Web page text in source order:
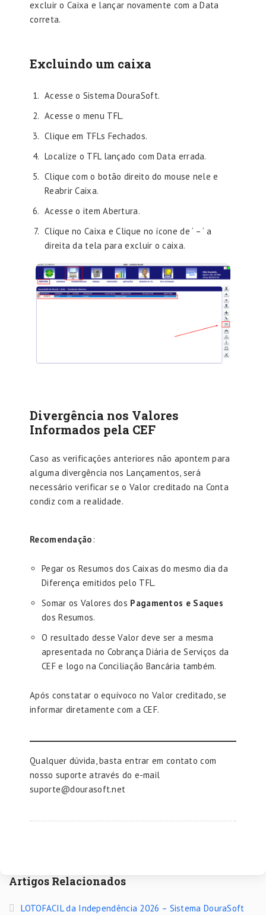
excluir o Caixa e lançar novamente com a Data
correta.
Excluindo um caixa
Acesse o Sistema DouraSoft.
Acesse o menu TFL.
Clique em TFLs Fechados.
Localize o TFL lançado com Data errada.
Clique com o botão direito do mouse nele e
Reabrir Caixa.
Acesse o item Abertura.
Clique no Caixa e Clique no ícone de ‘ – ‘ a
direita da tela para excluir o caixa.
Divergência nos Valores
Informados pela CEF
Caso as verificações anteriores não apontem para
alguma divergência nos Lançamentos, será
necessário verificar se o Valor creditado na Conta
condiz com a realidade.
Recomendação :
Pegar os Resumos dos Caixas do mesmo dia da
Diferença emitidos pelo TFL.
Somar os Valores dos Pagamentos e Saques
dos Resumos.
O resultado desse Valor deve ser a mesma
apresentada no Cobrança Diária de Serviços da
CEF e logo na Conciliação Bancária também.
Após constatar o equívoco no Valor creditado, se
informar diretamente com a CEF.
Qualquer dúvida, basta entrar em contato com
nosso suporte através do e-mail
suporte@dourasoft.net
Artigos Relacionados
LOTOFACIL da Independência 2026 – Sistema DouraSoft